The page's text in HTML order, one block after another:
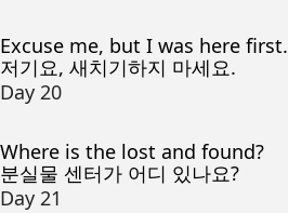
Excuse me, but I was here first.
저기요, 새치기하지 마세요.
Day 20
Where is the lost and found?
분실물 센터가 어디 있나요?
Day 21